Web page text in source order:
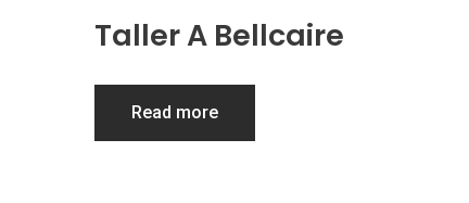
Taller A Bellcaire
Read more